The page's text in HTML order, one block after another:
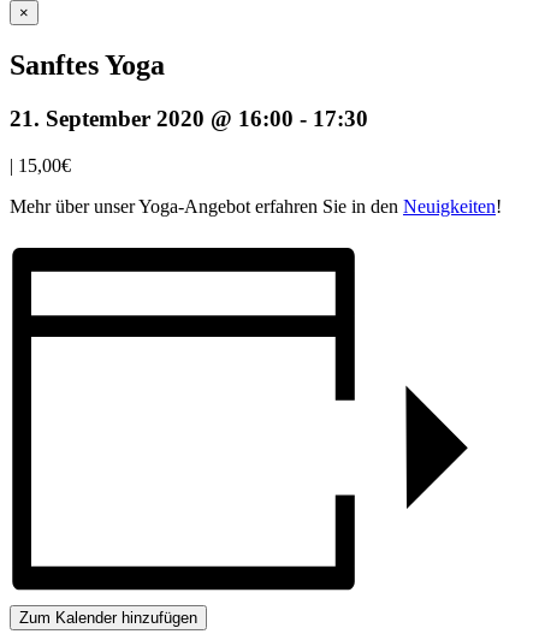
×
Sanftes Yoga
21. September 2020 @ 16:00 - 17:30
| 15,00€
Mehr über unser Yoga-Angebot erfahren Sie in den Neuigkeiten!
Zum Kalender hinzufügen